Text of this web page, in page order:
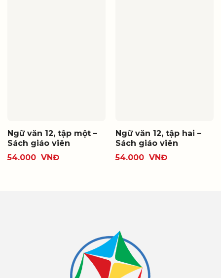
Ngữ văn 12, tập một –
Sách giáo viên
54.000 VNĐ
Ngữ văn 12, tập hai –
Sách giáo viên
54.000 VNĐ